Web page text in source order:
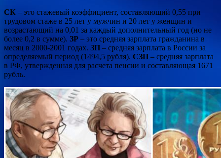
СК – это стажевый коэффициент, составляющий 0,55 при
трудовом стаже в 25 лет у мужчин и 20 лет у женщин и
возрастающий на 0,01 за каждый дополнительный год (но не
более 0,2 в сумме). ЗР – это средняя зарплата гражданина в
месяц в 2000-2001 годах. ЗП – средняя зарплата в России за
определяемый период (1494,5 рубля). СЗП – средняя зарплата
в РФ, утвержденная для расчета пенсии и составляющая 1671
рубль.